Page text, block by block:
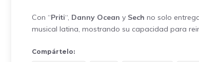
Con “Priti“, Danny Ocean y Sech no solo
musical latina, mostrando su capacidad para
Compártelo: